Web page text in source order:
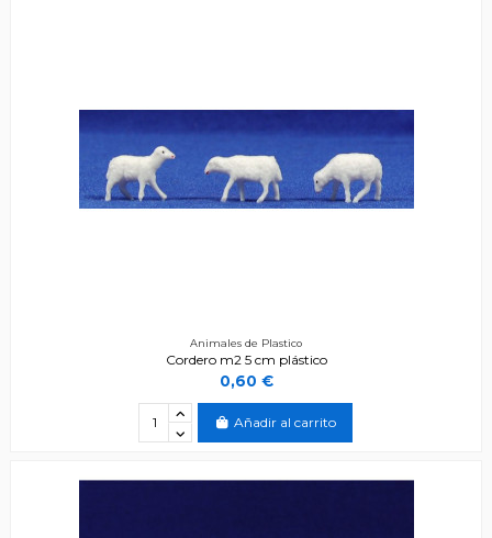
Animales de Plastico
Cordero m2 5 cm plástico
0,60 €
Añadir al carrito